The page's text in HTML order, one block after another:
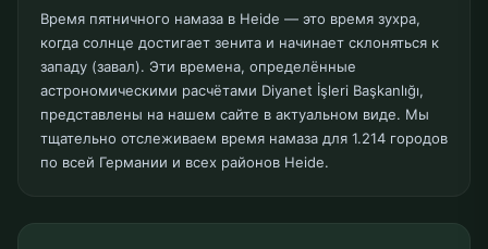
Время пятничного намаза в Heide — это время зухра,
когда солнце достигает зенита и начинает склоняться к
западу (завал). Эти времена, определённые
астрономическими расчётами Diyanet İşleri Başkanlığı,
представлены на нашем сайте в актуальном виде. Мы
тщательно отслеживаем время намаза для 1.214 городов
по всей Германии и всех районов Heide.